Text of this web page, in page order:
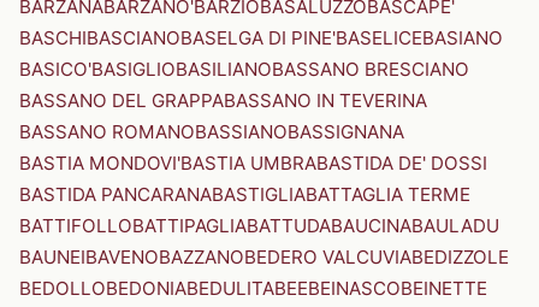
BARZANABARZANO'BARZIOBASALUZZOBASCAPE'
BASCHIBASCIANOBASELGA DI PINE'BASELICEBASIANO
BASICO'BASIGLIOBASILIANOBASSANO BRESCIANO
BASSANO DEL GRAPPABASSANO IN TEVERINA
BASSANO ROMANOBASSIANOBASSIGNANA
BASTIA MONDOVI'BASTIA UMBRABASTIDA DE' DOSSI
BASTIDA PANCARANABASTIGLIABATTAGLIA TERME
BATTIFOLLOBATTIPAGLIABATTUDABAUCINABAULADU
BAUNEIBAVENOBAZZANOBEDERO VALCUVIABEDIZZOLE
BEDOLLOBEDONIABEDULITABEEBEINASCOBEINETTE